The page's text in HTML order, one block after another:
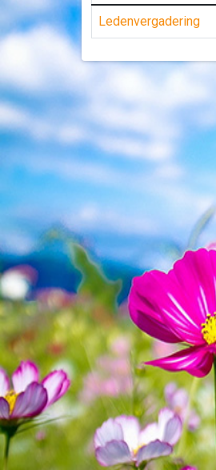
Ledenvergadering